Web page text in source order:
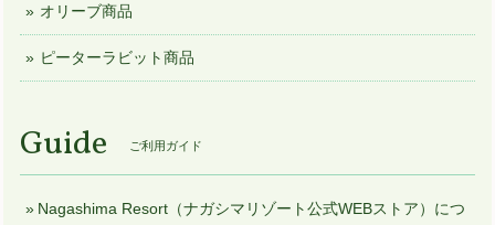
オリーブ商品
ピーターラビット商品
Guide ご利用ガイド
Nagashima Resort（ナガシマリゾート公式WEBストア）につ